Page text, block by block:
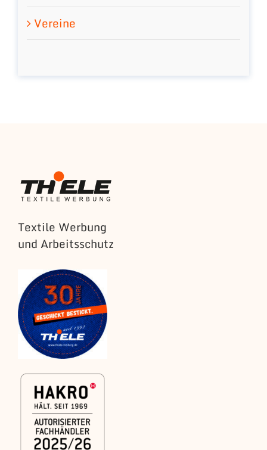
Vereine
Textile Werbung
und Arbeitsschutz